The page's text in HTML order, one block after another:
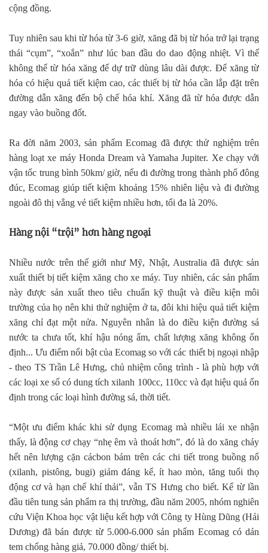
cộng đồng.
Tuy nhiên sau khi từ hóa từ 3-6 giờ, xăng đã bị từ hóa trở lại trạng
thái “cụm”, “xoắn” như lúc ban đầu do dao động nhiệt. Vì thế
không thể từ hóa xăng để dự trữ dùng lâu dài được. Để xăng từ
hóa có hiệu quả tiết kiệm cao, các thiết bị từ hóa cần lắp đặt trên
đường dẫn xăng đến bộ chế hóa khí. Xăng đã từ hóa được dẫn
ngay vào buồng đốt.
Ra đời năm 2003, sản phẩm Ecomag đã được thử nghiệm trên
hàng loạt xe máy Honda Dream và Yamaha Jupiter. Xe chạy với
vận tốc trung bình 50km/ giờ, nếu đi đường trong thành phố đông
đúc, Ecomag giúp tiết kiệm khoảng 15% nhiên liệu và đi đường
ngoài đô thị vắng vẻ tiết kiệm nhiều hơn, tối đa là 20%.
Hàng nội “trội” hơn hàng ngoại
Nhiều nước trên thế giới như Mỹ, Nhật, Australia đã được sản
xuất thiết bị tiết kiệm xăng cho xe máy. Tuy nhiên, các sản phẩm
này được sản xuất theo tiêu chuẩn kỹ thuật và điều kiện môi
trường của họ nên khi thử nghiệm ở ta, đôi khi hiệu quả tiết kiệm
xăng chỉ đạt một nửa. Nguyên nhân là do điều kiện đường sá
nước ta chưa tốt, khí hậu nóng ẩm, chất lượng xăng không ổn
định... Ưu điểm nổi bật của Ecomag so với các thiết bị ngoại nhập
- theo TS Trần Lê Hưng, chủ nhiệm công trình - là phù hợp với
các loại xe số có dung tích xilanh 100cc, 110cc và đạt hiệu quả ổn
định trong các loại hình đường sá, thời tiết.
“Một ưu điểm khác khi sử dụng Ecomag mà nhiều lái xe nhận
thấy, là động cơ chạy “nhẹ êm và thoát hơn”, đó là do xăng cháy
hết nên lượng cặn cácbon bám trên các chi tiết trong buồng nổ
(xilanh, pistông, bugi) giảm đáng kể, ít hao mòn, tăng tuổi thọ
động cơ và hạn chế khí thải”, vẫn TS Hưng cho biết. Kể từ lần
đầu tiên tung sản phẩm ra thị trường, đầu năm 2005, nhóm nghiên
cứu Viện Khoa học vật liệu kết hợp với Công ty Hùng Dũng (Hải
Dương) đã bán được từ 5.000-6.000 sản phẩm Ecomag có dán
tem chống hàng giả, 70.000 đồng/ thiết bị.